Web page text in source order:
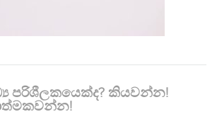
පරිශීලකයෙක්ද? කියවන්න!